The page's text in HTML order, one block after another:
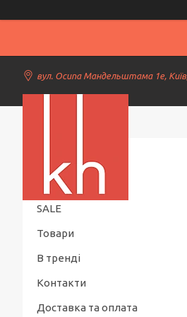
вул. Осипа Мандельштама 1е,
SALE
Товари
В тренді
Контакти
Доставка та оплата